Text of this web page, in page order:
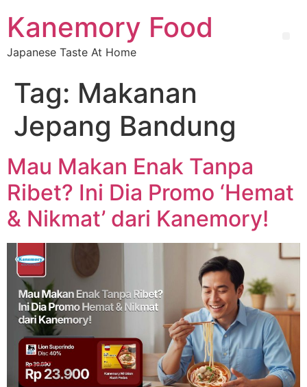
Kanemory Food
Japanese Taste At Home
Tag: Makanan
Jepang Bandung
Mau Makan Enak Tanpa
Ribet? Ini Dia Promo ‘Hemat
& Nikmat’ dari Kanemory!